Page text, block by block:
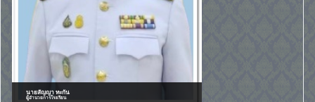
นายสัญญา ทะกัน
ผู้อำนวยการโรงเรียน